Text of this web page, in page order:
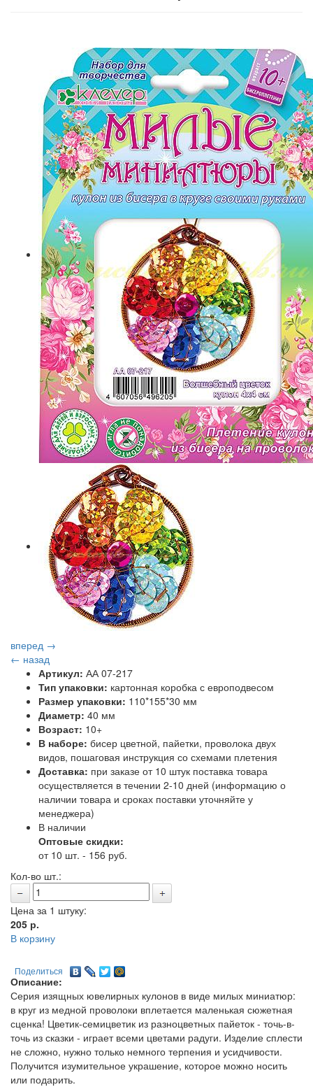
вперед →
← назад
Артикул: АА 07-217
Тип упаковки: картонная коробка с европодвесом
Размер упаковки: 110*155*30 мм
Диаметр: 40 мм
Возраст: 10+
В наборе: бисер цветной, пайетки, проволока двух
видов, пошаговая инструкция со схемами плетения
Доставка: при заказе от 10 штук поставка товара
осуществляется в течении 2-10 дней (информацию о
наличии товара и сроках поставки уточняйте у
менеджера)
В наличии
Оптовые скидки:
от 10 шт. - 156 руб.
Кол-во шт.:
Цена за 1 штуку:
205 р.
В корзину
Поделиться
Описание:
Серия изящных ювелирных кулонов в виде милых миниатюр:
в круг из медной проволоки вплетается маленькая сюжетная
сценка! Цветик-семицветик из разноцветных пайеток - точь-в-
точь из сказки - играет всеми цветами радуги. Изделие сплести
не сложно, нужно только немного терпения и усидчивости.
Получится изумительное украшение, которое можно носить
или подарить.